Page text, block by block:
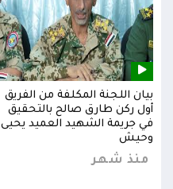
بيان اللجنة المكلفة من الفريق
أول ركن طارق صالح بالتحقيق
في جريمة الشهيد العميد يحيى
وحيش
منذ شهر